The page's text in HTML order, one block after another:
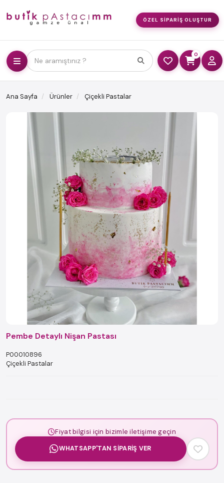
ÖZEL SIPARIŞ OLUŞTUR
Ne aramıştınız ?
0
Ana Sayfa Ürünler Çiçekli Pastalar
Pembe Detaylı Nişan Pastası
P00010896
Çiçekli Pastalar
Fiyat bilgisi için bizimle iletişime geçin
WHATSAPP'TAN SIPARIŞ VER